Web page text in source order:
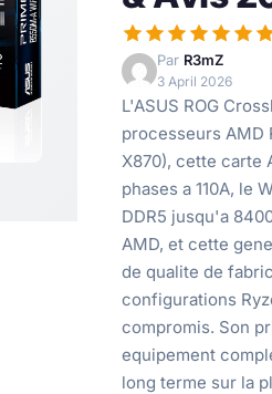
Par R3mZ
3 April 2026
L'ASUS ROG
processeurs AMD
X870), cette carte
phases a 110A, le
DDR5 jusqu'a
AMD, et cette
de qualite de
configurations
compromis. Son
equipement
long terme sur la